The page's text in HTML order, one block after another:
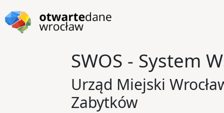
Przejdź do stopki
SWOS - System
Urząd Miejski
Zabytków